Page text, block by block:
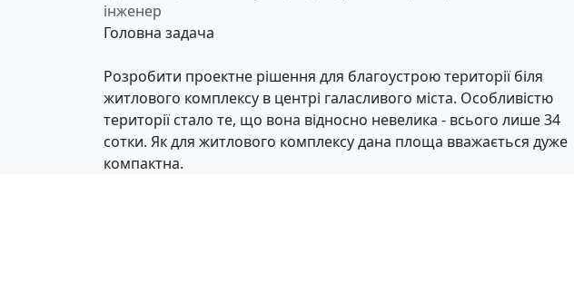
інженер
Головна задача
Розробити проектне рішення для благоустрою території біля
житлового комплексу в центрі галасливого міста. Особливістю
території стало те, що вона відносно невелика - всього лише 34
сотки. Як для житлового комплексу дана площа вважається дуже
компактна.